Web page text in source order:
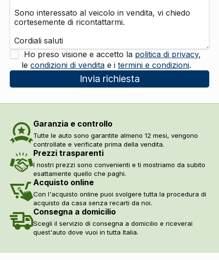
Ho preso visione e accetto la politica di privacy,
le condizioni di vendita e i termini e condizioni.
Invia richiesta
Garanzia e controllo
Tutte le auto sono garantite almeno 12 mesi, vengono
controllate e verificate prima della vendita.
Prezzi trasparenti
I nostri prezzi sono convenienti e ti mostriamo da subito
esattamente quello che paghi.
Acquisto online
Con l'acquisto online puoi svolgere tutta la procedura di
acquisto da casa senza recarti da noi.
Consegna a domicilio
Scegli il servizio di consegna a domicilio e riceverai
quest'auto dove vuoi in tutta Italia.